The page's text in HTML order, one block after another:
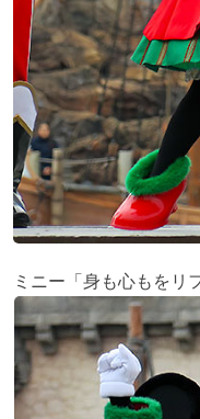
ミニー「身も心もをリ